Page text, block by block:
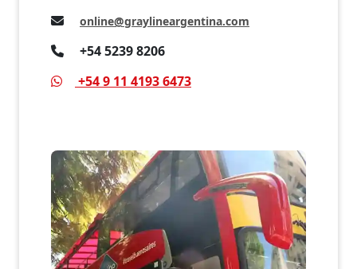
online@graylineargentina.com
+54 5239 8206
+54 9 11 4193 6473